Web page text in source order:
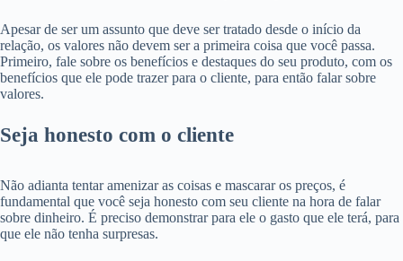
Apesar de ser um assunto que deve ser tratado desde o início da
relação, os valores não devem ser a primeira coisa que você passa.
Primeiro, fale sobre os benefícios e destaques do seu produto, com os
benefícios que ele pode trazer para o cliente, para então falar sobre
valores.
Seja honesto com o cliente
Não adianta tentar amenizar as coisas e mascarar os preços, é
fundamental que você seja honesto com seu cliente na hora de falar
sobre dinheiro. É preciso demonstrar para ele o gasto que ele terá, para
que ele não tenha surpresas.